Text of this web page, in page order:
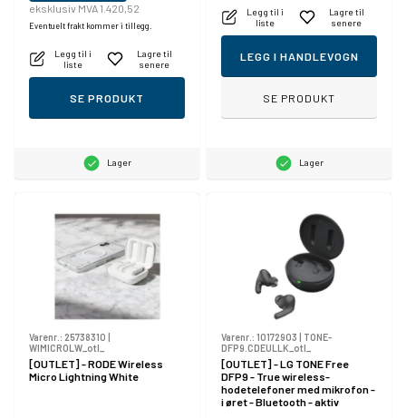
eksklusiv MVA 1.420,52
Eventuelt frakt kommer i tillegg.
Legg til i
liste
Lagre til
senere
SE PRODUKT
Lager
Legg til i
liste
Lagre til
senere
LEGG I HANDLEVOGN
SE PRODUKT
Lager
Varenr.: 25738310 |
WIMICROLW_otl_
[OUTLET] - RODE Wireless
Micro Lightning White
Varenr.: 10172903 | TONE-
DFP9.CDEULLK_otl_
[OUTLET] - LG TONE Free
DFP9 - True wireless-
hodetelefoner med mikrofon -
i øret - Bluetooth - aktiv